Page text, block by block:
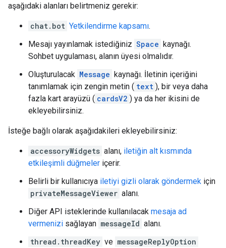
aşağıdaki alanları belirtmeniz gerekir:
chat.bot Yetkilendirme kapsamı.
Mesajı yayınlamak istediğiniz Space kaynağı.
Sohbet uygulaması, alanın üyesi olmalıdır.
Oluşturulacak Message kaynağı. İletinin içeriğini
tanımlamak için zengin metin ( text ), bir veya daha
fazla kart arayüzü ( cardsV2 ) ya da her ikisini de
ekleyebilirsiniz.
İsteğe bağlı olarak aşağıdakileri ekleyebilirsiniz:
accessoryWidgets alanı, iletiğin alt kısmında
etkileşimli düğmeler içerir.
Belirli bir kullanıcıya iletiyi gizli olarak göndermek için
privateMessageViewer alanı.
Diğer API isteklerinde kullanılacak mesaja ad
vermenizi sağlayan messageId alanı.
thread.threadKey ve messageReplyOption